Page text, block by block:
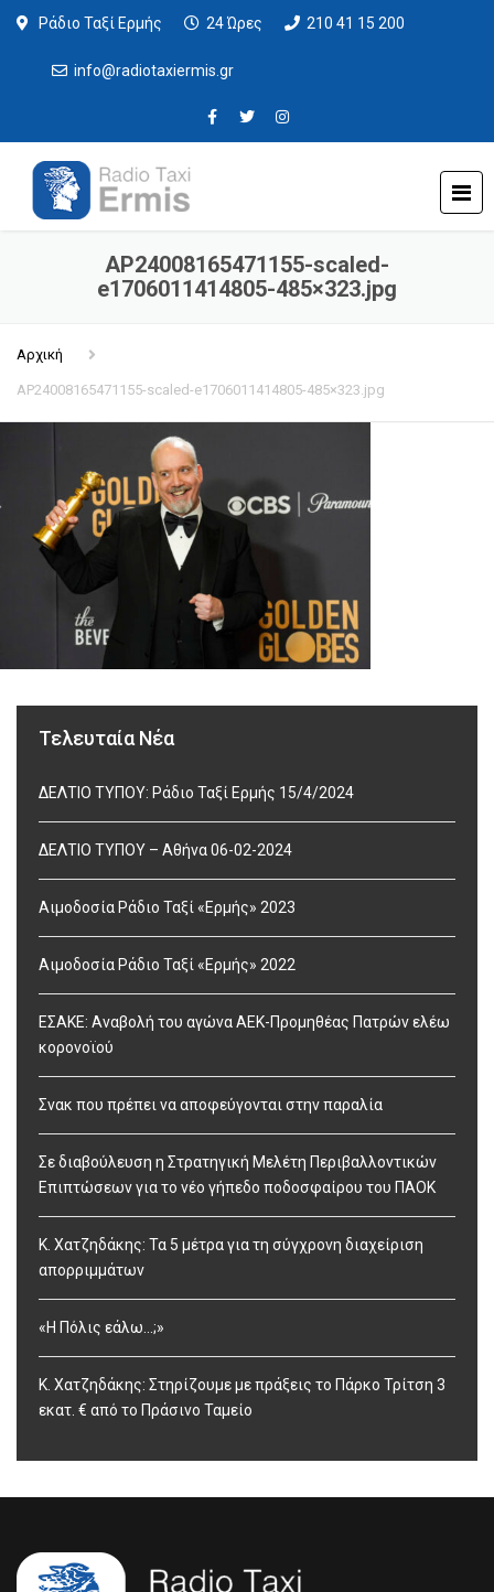
Ράδιο Ταξί Ερμής 24 Ώρες 210 41 15 200
info@radiotaxiermis.gr
AP24008165471155-scaled-
e1706011414805-485×323.jpg
Αρχική
AP24008165471155-scaled-e1706011414805-485×323.jpg
Τελευταία Νέα
ΔΕΛΤΙΟ ΤΥΠΟΥ: Ράδιο Ταξί Ερμής 15/4/2024
ΔΕΛΤΙΟ ΤΥΠΟΥ – Αθήνα 06-02-2024
Αιμοδοσία Ράδιο Ταξί «Ερμής» 2023
Αιμοδοσία Ράδιο Ταξί «Ερμής» 2022
ΕΣΑΚΕ: Αναβολή του αγώνα ΑΕΚ-Προμηθέας Πατρών ελέω
κορονοϊού
Σνακ που πρέπει να αποφεύγονται στην παραλία
Σε διαβούλευση η Στρατηγική Μελέτη Περιβαλλοντικών
Επιπτώσεων για το νέο γήπεδο ποδοσφαίρου του ΠΑΟΚ
Κ. Χατζηδάκης: Τα 5 μέτρα για τη σύγχρονη διαχείριση
απορριμμάτων
«Η Πόλις εάλω…;»
Κ. Χατζηδάκης: Στηρίζουμε με πράξεις το Πάρκο Τρίτση 3
εκατ. € από το Πράσινο Ταμείο